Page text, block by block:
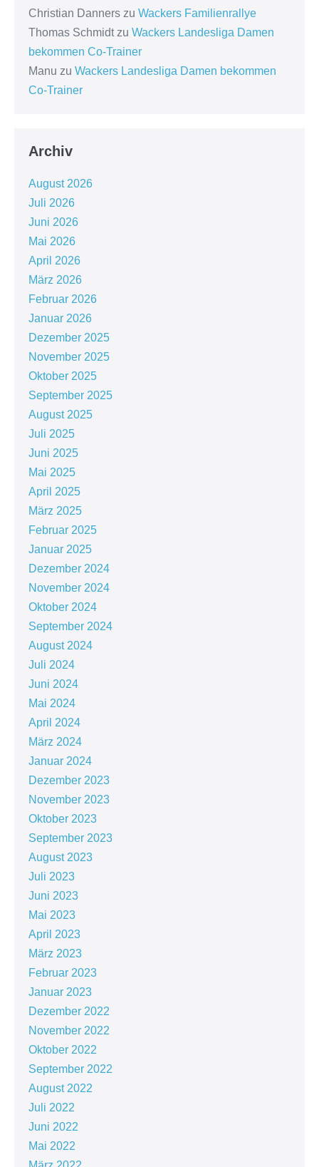
Christian Danners zu Wackers Familienrallye
Thomas Schmidtzu Wackers Landesliga Damen
bekommen Co-Trainer
Manu zu Wackers Landesliga Damen bekommen
Co-Trainer
Archiv
August 2026
Juli 2026
Juni 2026
Mai 2026
April 2026
März 2026
Februar 2026
Januar 2026
Dezember 2025
November 2025
Oktober 2025
September 2025
August 2025
Juli 2025
Juni 2025
Mai 2025
April 2025
März 2025
Februar 2025
Januar 2025
Dezember 2024
November 2024
Oktober 2024
September 2024
August 2024
Juli 2024
Juni 2024
Mai 2024
April 2024
März 2024
Januar 2024
Dezember 2023
November 2023
Oktober 2023
September 2023
August 2023
Juli 2023
Juni 2023
Mai 2023
April 2023
März 2023
Februar 2023
Januar 2023
Dezember 2022
November 2022
Oktober 2022
September 2022
August 2022
Juli 2022
Juni 2022
Mai 2022